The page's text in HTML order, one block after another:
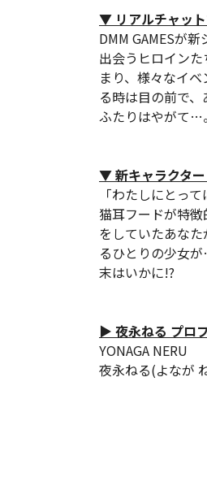
▼ リアルチャッ
DMM GAMESが
出会うヒロイン
まり、様々なイ
る時は目の前で
ふたりはやがて…。
▼ 新キャラクタ
「わたしにとっ
猫耳フードが特
をしていたあな
るひとりの少女
末はいかに!?
▶ 夜永ねる プロ
YONAGA NERU
夜永ねる(よなが